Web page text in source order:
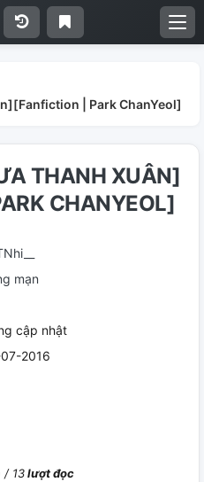
| Park ChanYeol]
THANH XUÂN]
CHANYEOL]
mạn
cập nhật
2016
/ 13lượt đọc